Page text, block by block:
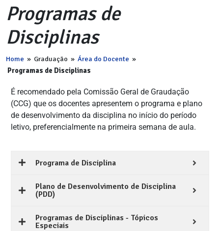
Programas de
Disciplinas
Home » Graduação » Área do Docente »
Programas de Disciplinas
É recomendado pela Comissão Geral de Graudação
(CCG) que os docentes apresentem o programa e plano
de desenvolvimento da disciplina no início do período
letivo, preferencialmente na primeira semana de aula.
Programa de Disciplina
Plano de Desenvolvimento de Disciplina
(PDD)
Programas de Disciplinas - Tópicos
Especiais